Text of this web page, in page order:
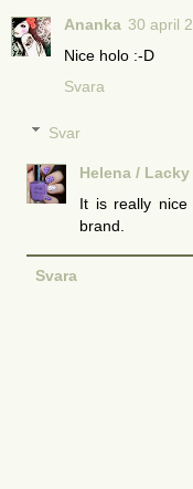
Ananka 30 april
Nice holo :-D
Svara
Svar
Helena /
It is really nice
brand.
Svara